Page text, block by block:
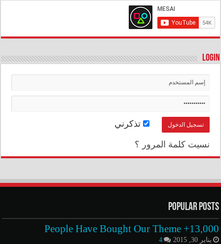
Login
تذكرني
نسيت كلمة المرور ؟
Popular Posts
13,000+ People Have Bought Our Theme
يناير 30, 2015 4